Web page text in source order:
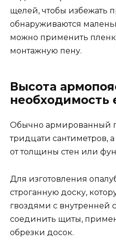
щелей, чтобы избежать
обнаруживаются
можно применить
монтажную пену.
Высота
необходимость
Обычно армированный
тридцати сантиметров,
от толщины стен или
Для изготовления
строганную доску,
гвоздями с внутренней
соединить щиты,
обрезки досок.